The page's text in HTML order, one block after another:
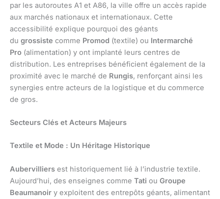
par les autoroutes A1 et A86, la ville offre un accès rapide
aux marchés nationaux et internationaux. Cette
accessibilité explique pourquoi des géants
du grossiste comme Promod (textile) ou Intermarché
Pro (alimentation) y ont implanté leurs centres de
distribution. Les entreprises bénéficient également de la
proximité avec le marché de Rungis, renforçant ainsi les
synergies entre acteurs de la logistique et du commerce
de gros.
Secteurs Clés et Acteurs Majeurs
Textile et Mode : Un Héritage Historique
Aubervilliers est historiquement lié à l’industrie textile.
Aujourd’hui, des enseignes comme Tati ou Groupe
Beaumanoir y exploitent des entrepôts géants, alimentant